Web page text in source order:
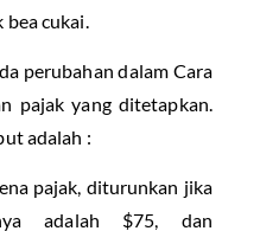
cukai.
perubahan dalam Cara
pajak yang ditetapkan.
adalah :
pajak, diturunkan jika
adalah $75, dan